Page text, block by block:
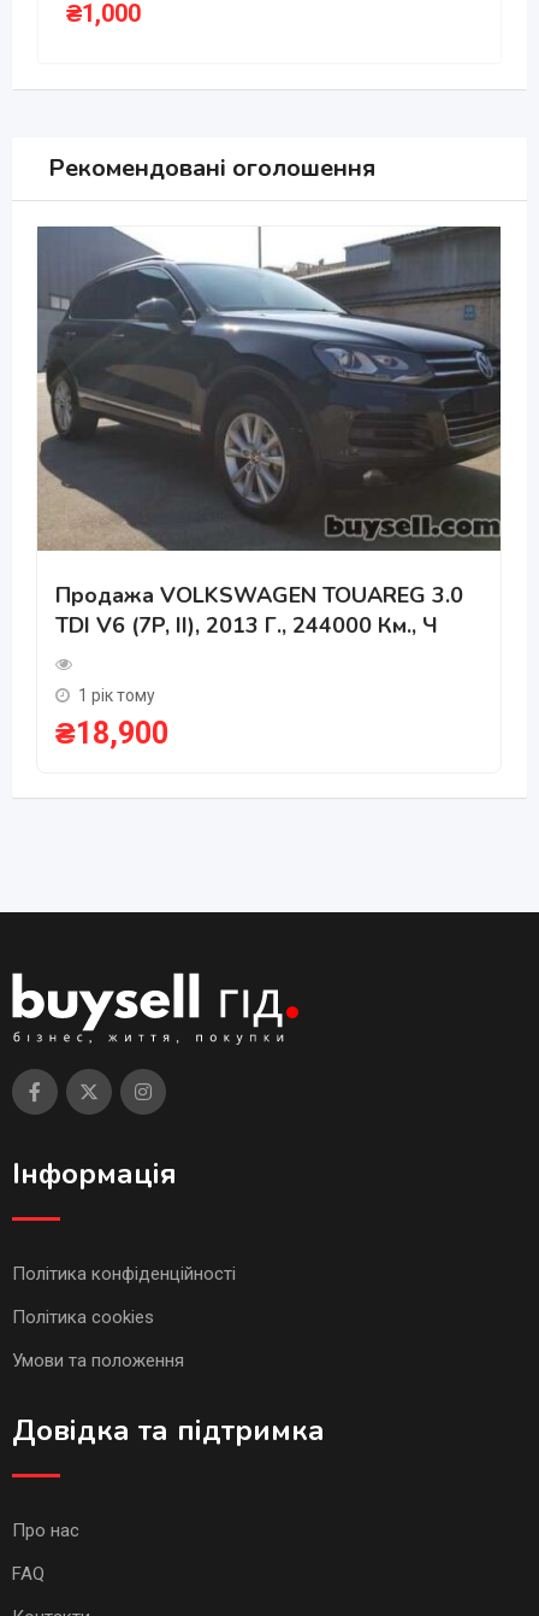
₴1,000
Рекомендовані оголошення
Продажа VOLKSWAGEN TOUAREG 3.0
TDI V6 (7P, II), 2013 Г., 244000 Км., Ч
1 рік тому
₴18,900
Інформація
Політика конфіденційності
Політика cookies
Умови та положення
Довідка та підтримка
Про нас
FAQ